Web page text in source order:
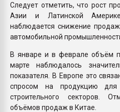
Следует отметить, что рост
Азии и Латинской
наблюдается снижение
автомобильной
В январе и в феврале объём
марте наблюдалось
показателя. В Европе это
спросом на продукцию для
строительного секторов.
объёмов продаж в Китае.